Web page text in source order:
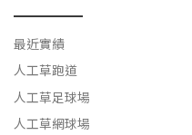
最近實績
人工草跑道
人工草足球場
人工草網球場